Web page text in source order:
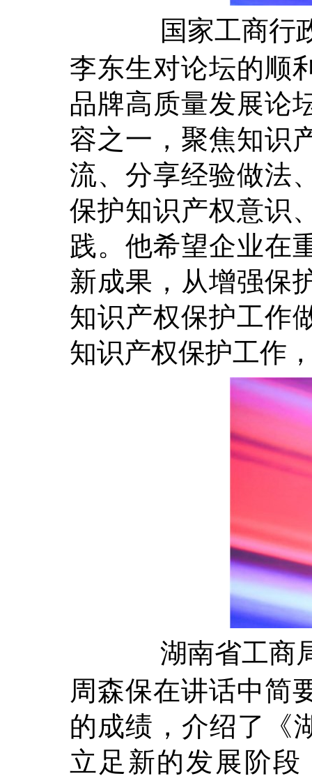
国家工商行
李东生对论坛的顺
品牌高质量发展论
容之一，聚焦知识
流、分享经验做法
保护知识产权意识
践。他希望企业在
新成果，从增强保
知识产权保护工作
知识产权保护工作
湖南省工商
周森保在讲话中简
的成绩，介绍了《
立足新的发展阶